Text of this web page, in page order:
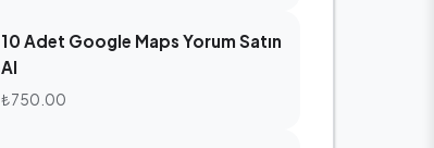
10 Adet Google Maps Yorum Satın
Al
₺750.00